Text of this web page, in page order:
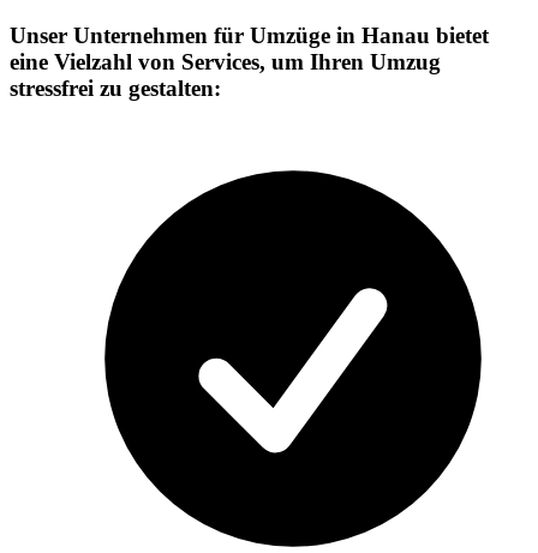
Unser Unternehmen für Umzüge in Hanau bietet
eine Vielzahl von Services, um Ihren Umzug
stressfrei zu gestalten: